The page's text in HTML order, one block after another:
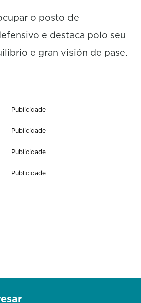
o posto de
e destaca polo seu
e gran visión de pase.
Publicidade
Publicidade
Publicidade
Publicidade